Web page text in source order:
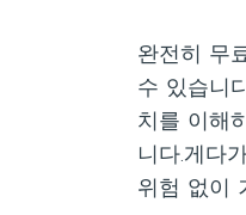
완전히 무
수 있습니
치를 이해
니다.게다
위험 없이